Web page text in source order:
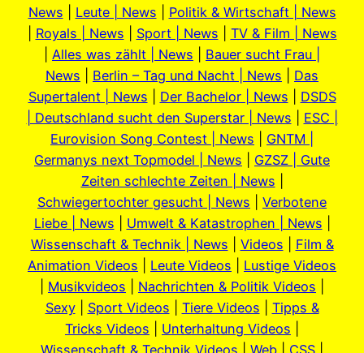
News
Leute | News
Politik & Wirtschaft | News
Royals | News Sport | News
TV & Film | News
Alles was zählt | News
Bauer sucht Frau |
News
Berlin – Tag und Nacht | News
Das
Supertalent | News
Der Bachelor | News
DSDS
| Deutschland sucht den Superstar | News
ESC |
Eurovision Song Contest | News
GNTM |
Germanys next Topmodel | News
GZSZ | Gute
Zeiten schlechte Zeiten | News
Schwiegertochter gesucht | News
Verbotene
Liebe | News
Umwelt & Katastrophen | News
Wissenschaft & Technik | News
Videos
Film &
Animation Videos
Leute Videos
Lustige Videos
Musikvideos Nachrichten & Politik Videos
Sexy| Sport Videos Tiere Videos
Tipps &
Tricks Videos
Unterhaltung Videos
Wissenschaft & Technik Videos
Web CSS